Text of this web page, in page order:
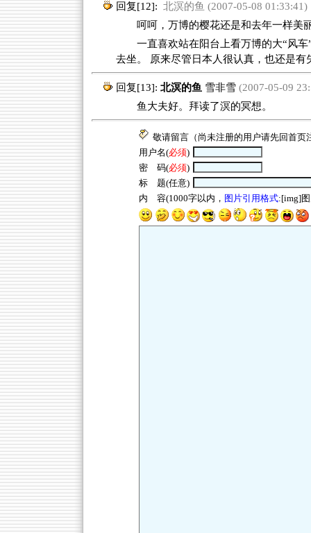
回复[12]: 北溟的鱼 (2007-05-08 01:33:41)
呵呵，万博的樱花还是和去年一样美
一直喜欢站在阳台上看万博的大“风
去坐。 原来尽管日本人很认真，也还是有
回复[13]: 北溟的鱼 雪非雪(2007-05-09
鱼大夫好。拜读了溟的冥想。
敬请留言（尚未注册的用户请先回首页
用户名(必须)
密 码(必须)
标 题(任意)
内 容(1000字以内， 图片引用格式:[img]